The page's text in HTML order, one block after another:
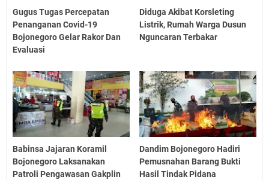
Gugus Tugas Percepatan
Penanganan Covid-19
Bojonegoro Gelar Rakor Dan
Evaluasi
Diduga Akibat Korsleting
Listrik, Rumah Warga Dusun
Nguncaran Terbakar
Babinsa Jajaran Koramil
Bojonegoro Laksanakan
Patroli Pengawasan Gakplin
Dandim Bojonegoro Hadiri
Pemusnahan Barang Bukti
Hasil Tindak Pidana